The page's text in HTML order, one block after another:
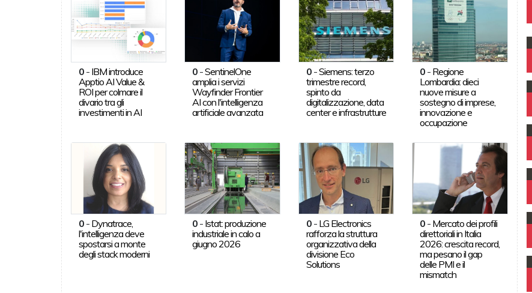
0- IBM introduce
Apptio AI Value &
ROI per colmare il
divario tra gli
investimenti in AI
0 -SentinelOne
amplia i servizi
Wayfinder Frontier
AI con l'intelligenza
artificiale avanzata
0-Siemens: terzo
trimestre record,
spinto da
digitalizzazione, data
center e infrastrutture
0 - Regione
Lombardia: dieci
nuove misure a
sostegno di imprese,
innovazione e
occupazione
0- Dynatrace,
l'intelligenza deve
spostarsi a monte
degli stack moderni
0 - Istat: produzione
industriale in calo a
giugno 2026
0- LG Electronics
rafforza la struttura
organizzativa della
divisione Eco
Solutions
0 - Mercato dei profili
direttoriali in Italia
2026: crescita record,
ma pesano il gap
delle PMI e il
mismatch